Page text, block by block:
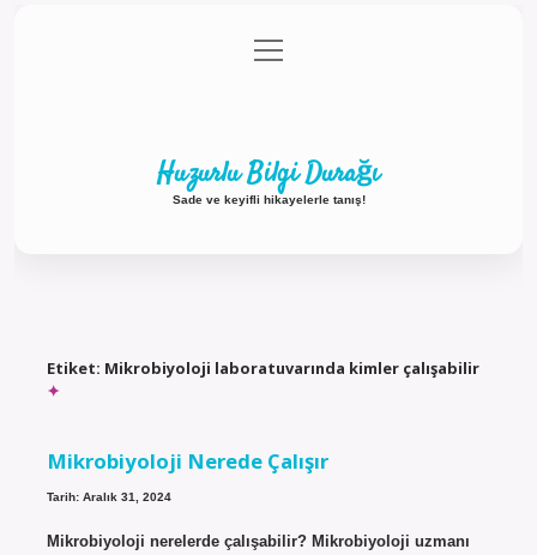
Gizlilik Politikası
menüyü
aç
Huzurlu Bilgi Durağı
Sade ve keyifli hikayelerle tanış!
Etiket: Mikrobiyoloji laboratuvarında kimler çalışabilir
Mikrobiyoloji Nerede Çalışır
Tarih: Aralık 31, 2024
Mikrobiyoloji nerelerde çalışabilir? Mikrobiyoloji uzmanı